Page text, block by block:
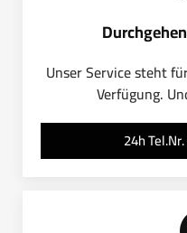
Unser Service steht
Verfügung.
24h